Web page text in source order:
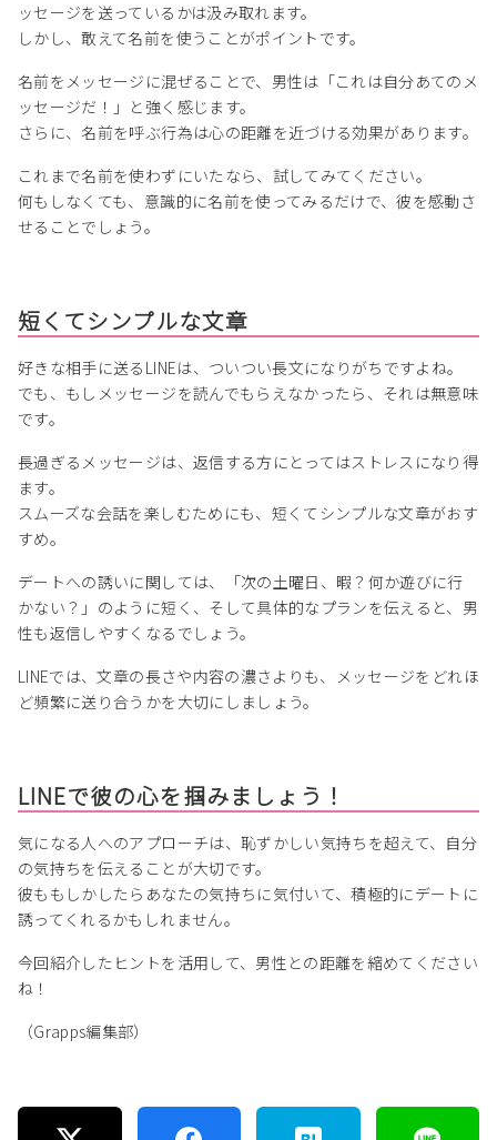
ッセージを送っているかは汲み取れます。
しかし、敢えて名前を使うことがポイントです。
名前をメッセージに混ぜることで、男性は「これは自分あてのメ
ッセージだ！」と強く感じます。
さらに、名前を呼ぶ行為は心の距離を近づける効果があります。
これまで名前を使わずにいたなら、試してみてください。
何もしなくても、意識的に名前を使ってみるだけで、彼を感動さ
せることでしょう。
短くてシンプルな文章
好きな相手に送るLINEは、ついつい長文になりがちですよね。
でも、もしメッセージを読んでもらえなかったら、それは無意味
です。
長過ぎるメッセージは、返信する方にとってはストレスになり得
ます。
スムーズな会話を楽しむためにも、短くてシンプルな文章がおす
すめ。
デートへの誘いに関しては、「次の土曜日、暇？何か遊びに行
かない？」のように短く、そして具体的なプランを伝えると、男
性も返信しやすくなるでしょう。
LINEでは、文章の長さや内容の濃さよりも、メッセージをどれほ
ど頻繁に送り合うかを大切にしましょう。
LINEで彼の心を掴みましょう！
気になる人へのアプローチは、恥ずかしい気持ちを超えて、自分
の気持ちを伝えることが大切です。
彼ももしかしたらあなたの気持ちに気付いて、積極的にデートに
誘ってくれるかもしれません。
今回紹介したヒントを活用して、男性との距離を縮めてください
ね！
（Grapps編集部）